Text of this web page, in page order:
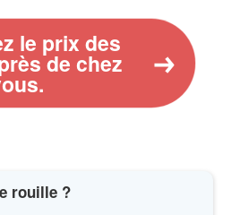
le prix des
de chez
rouille ?